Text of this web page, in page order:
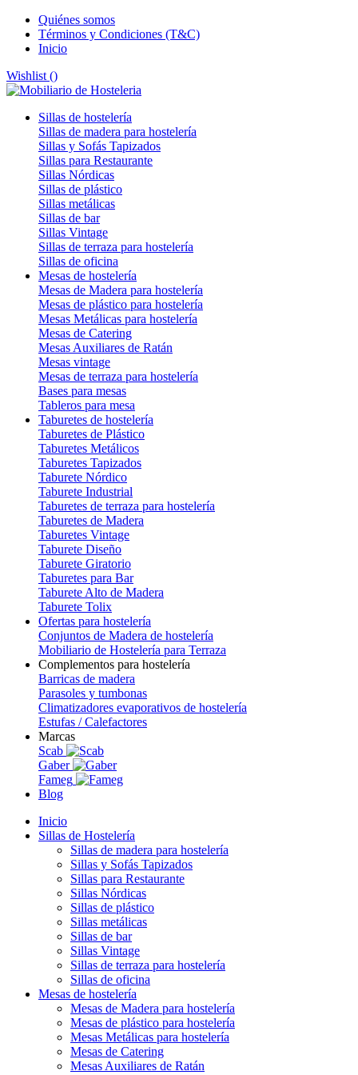
Quiénes somos
Términos y Condiciones (T&C)
Inicio
Wishlist ()
Sillas de hostelería
Sillas de madera para hostelería
Sillas y Sofás Tapizados
Sillas para Restaurante
Sillas Nórdicas
Sillas de plástico
Sillas metálicas
Sillas de bar
Sillas Vintage
Sillas de terraza para hostelería
Sillas de oficina
Mesas de hostelería
Mesas de Madera para hostelería
Mesas de plástico para hostelería
Mesas Metálicas para hostelería
Mesas de Catering
Mesas Auxiliares de Ratán
Mesas vintage
Mesas de terraza para hostelería
Bases para mesas
Tableros para mesa
Taburetes de hostelería
Taburetes de Plástico
Taburetes Metálicos
Taburetes Tapizados
Taburete Nórdico
Taburete Industrial
Taburetes de terraza para hostelería
Taburetes de Madera
Taburetes Vintage
Taburete Diseño
Taburete Giratorio
Taburetes para Bar
Taburete Alto de Madera
Taburete Tolix
Ofertas para hostelería
Conjuntos de Madera de hostelería
Mobiliario de Hostelería para Terraza
Complementos para hostelería
Barricas de madera
Parasoles y tumbonas
Climatizadores evaporativos de hostelería
Estufas / Calefactores
Marcas
Scab
Gaber
Fameg
Blog
Inicio
Sillas de Hostelería
Sillas de madera para hostelería
Sillas y Sofás Tapizados
Sillas para Restaurante
Sillas Nórdicas
Sillas de plástico
Sillas metálicas
Sillas de bar
Sillas Vintage
Sillas de terraza para hostelería
Sillas de oficina
Mesas de hostelería
Mesas de Madera para hostelería
Mesas de plástico para hostelería
Mesas Metálicas para hostelería
Mesas de Catering
Mesas Auxiliares de Ratán